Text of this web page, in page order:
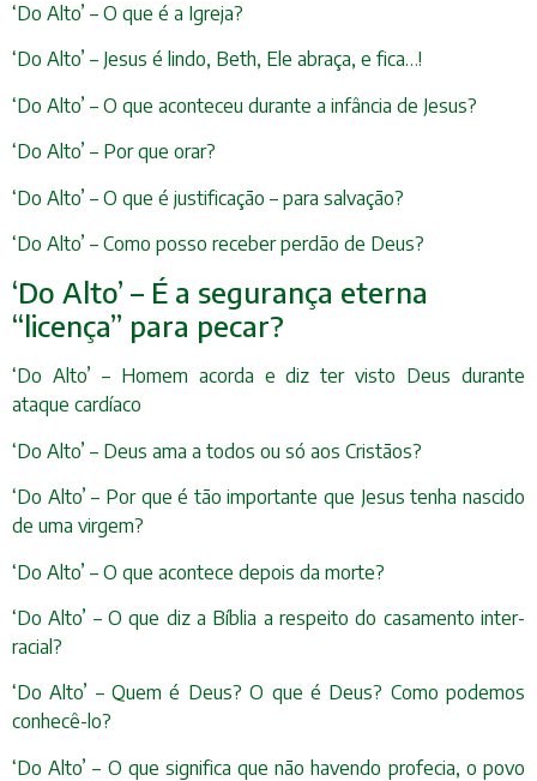
‘Do Alto’ – O que é a Igreja?
‘Do Alto’ – Jesus é lindo, Beth, Ele abraça, e fica…!
‘Do Alto’ – O que aconteceu durante a infância de Jesus?
‘Do Alto’ – Por que orar?
‘Do Alto’ – O que é justificação – para salvação?
‘Do Alto’ – Como posso receber perdão de Deus?
‘Do Alto’ – É a segurança eterna
“licença” para pecar?
‘Do Alto’ – Homem acorda e diz ter visto Deus durante
ataque cardíaco
‘Do Alto’ – Deus ama a todos ou só aos Cristãos?
‘Do Alto’ – Por que é tão importante que Jesus tenha nascido
de uma virgem?
‘Do Alto’ – O que acontece depois da morte?
‘Do Alto’ – O que diz a Bíblia a respeito do casamento inter-
racial?
‘Do Alto’ – Quem é Deus? O que é Deus? Como podemos
conhecê-lo?
‘Do Alto’ – O que significa que não havendo profecia, o povo